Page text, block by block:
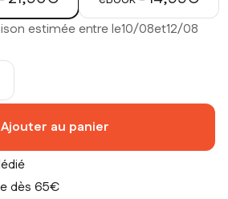
estimée entre le10/08et12/08
Ajouter au panier
dès 65€